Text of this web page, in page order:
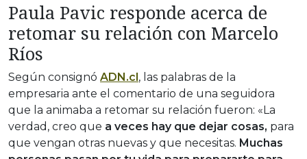
Paula Pavic responde acerca de
retomar su relación con Marcelo
Ríos
Según consignó ADN.cl , las palabras de la
empresaria ante el comentario de una seguidora
que la animaba a retomar su relación fueron: «La
verdad, creo que a veces hay que dejar cosas, para
que vengan otras nuevas y que necesitas. Muchas